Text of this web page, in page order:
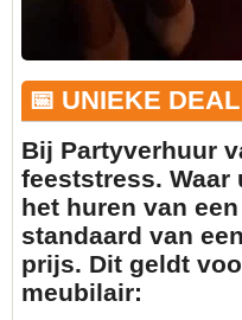
📅 UNIEKE
Bij Partyverhuur
feeststress.
het huren van
standaard van
prijs. Dit geldt
meubilair: